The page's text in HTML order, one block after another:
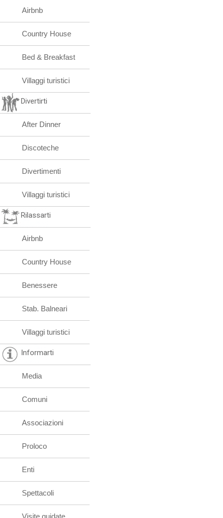
Airbnb
Country House
Bed & Breakfast
Villaggi turistici
Divertirti
After Dinner
Discoteche
Divertimenti
Villaggi turistici
Rilassarti
Airbnb
Country House
Benessere
Stab. Balneari
Villaggi turistici
Informarti
Media
Comuni
Associazioni
Proloco
Enti
Spettacoli
Visite guidate